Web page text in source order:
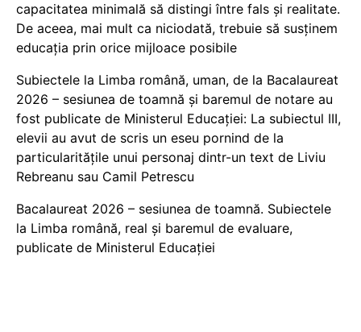
capacitatea minimală să distingi între fals și realitate.
De aceea, mai mult ca niciodată, trebuie să susținem
educația prin orice mijloace posibile
Subiectele la Limba română, uman, de la Bacalaureat
2026 – sesiunea de toamnă și baremul de notare au
fost publicate de Ministerul Educației: La subiectul III,
elevii au avut de scris un eseu pornind de la
particularitățile unui personaj dintr-un text de Liviu
Rebreanu sau Camil Petrescu
Bacalaureat 2026 – sesiunea de toamnă. Subiectele
la Limba română, real și baremul de evaluare,
publicate de Ministerul Educației